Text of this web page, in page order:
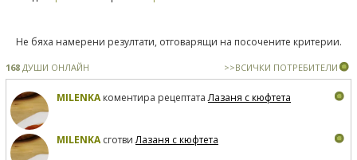
Не бяха намерени резултати, отговарящи на посочените критерии.
168 ДУШИ ОНЛАЙН >>ВСИЧКИ ПОТРЕБИТЕЛИ
MILENKAкоментира рецептатаЛазаня с кюфтета
MILENKAсготвиЛазаня с кюфтета